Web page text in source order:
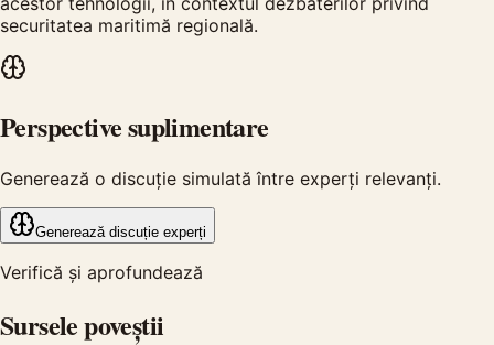
securitatea maritimă regională.
Perspective suplimentare
Generează o discuție simulată între experți relevanți.
Generează discuție experți
Verifică și aprofundează
Sursele poveștii